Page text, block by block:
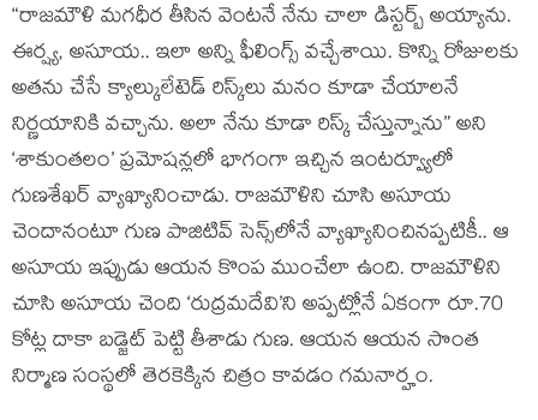
“రాజమౌళి మగధీర తీసిన వెంటనే నేను చాలా డిస్టర్బ్ అయ్యాను.
ఈర్ష్య, అసూయ.. ఇలా అన్ని ఫీలింగ్స్ వచ్చేశాయి. కొన్ని రోజులకు
అతను చేసే క్యాల్కులేటెడ్ రిస్క్‌లు మనం కూడా చేయాలనే
నిర్ణయానికి వచ్చాను. అలా నేను కూడా రిస్క్ చేస్తున్నాను” అని
‘శాకుంతలం’ ప్రమోషన్లలో భాగంగా ఇచ్చిన ఇంటర్వ్యూలో
గుణశేఖర్ వ్యాఖ్యానించాడు. రాజమౌళిని చూసి అసూయ
చెందానంటూ గుణ పాజిటివ్ సెన్స్‌లోనే వ్యాఖ్యానించినప్పటికీ.. ఆ
అసూయ ఇప్పుడు ఆయన కొంప ముంచేలా ఉంది. రాజమౌళిని
చూసి అసూయ చెంది ‘రుద్రమదేవి’ని అప్పట్లోనే ఏకంగా రూ.70
కోట్ల దాకా బడ్జెట్ పెట్టి తీశాడు గుణ. ఆయన ఆయన సొంత
నిర్మాణ సంస్థలో తెరకెక్కిన చిత్రం కావడం గమనార్హం.